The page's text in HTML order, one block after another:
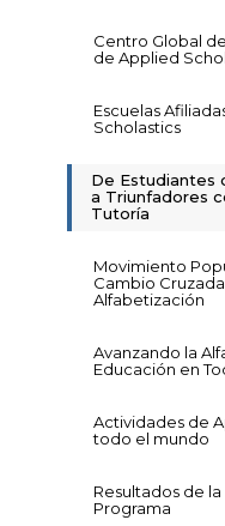
Centro Global
de Applied
Escuelas
Scholastics
De Estudiantes
a Triunfadores
Tutoría
Movimiento
Cambio
Alfabetización
Avanzando la
Educación en
Actividades de
todo el mundo
Resultados de
Programa